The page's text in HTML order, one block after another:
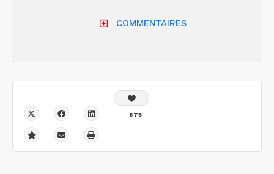
COMMENTAIRES
875